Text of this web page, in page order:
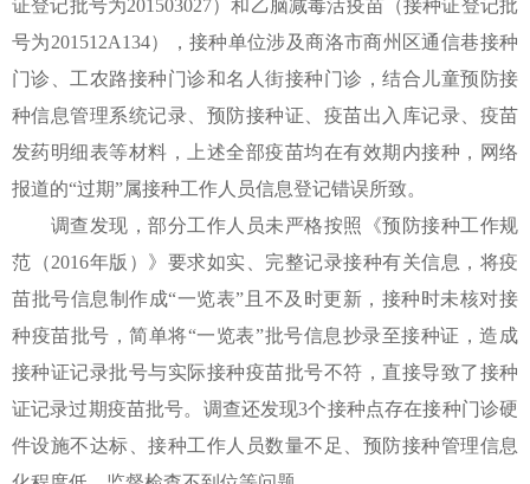
证登记批号为201503027）和乙脑减毒活疫苗（接种证登记批
号为201512A134），接种单位涉及商洛市商州区通信巷接种
门诊、工农路接种门诊和名人街接种门诊，结合儿童预防接
种信息管理系统记录、预防接种证、疫苗出入库记录、疫苗
发药明细表等材料，上述全部疫苗均在有效期内接种，网络
报道的“过期”属接种工作人员信息登记错误所致。
调查发现，部分工作人员未严格按照《预防接种工作规
范（2016年版）》要求如实、完整记录接种有关信息，将疫
苗批号信息制作成“一览表”且不及时更新，接种时未核对接
种疫苗批号，简单将“一览表”批号信息抄录至接种证，造成
接种证记录批号与实际接种疫苗批号不符，直接导致了接种
证记录过期疫苗批号。调查还发现3个接种点存在接种门诊硬
件设施不达标、接种工作人员数量不足、预防接种管理信息